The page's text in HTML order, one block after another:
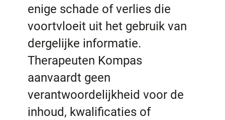
enige schade of verlies die
voortvloeit uit het gebruik van
dergelijke informatie.
Therapeuten Kompas
aanvaardt geen
verantwoordelijkheid voor de
inhoud, kwalificaties of